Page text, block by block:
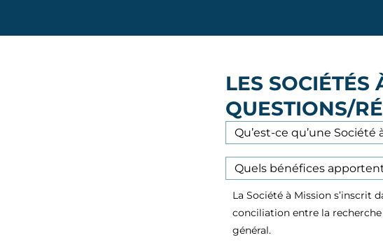
LES SOCIÉTÉS
QUESTIONS/
Qu’est-ce qu’une Société
Quels bénéfices
La Société à Mission s’inscrit
conciliation entre la
général.